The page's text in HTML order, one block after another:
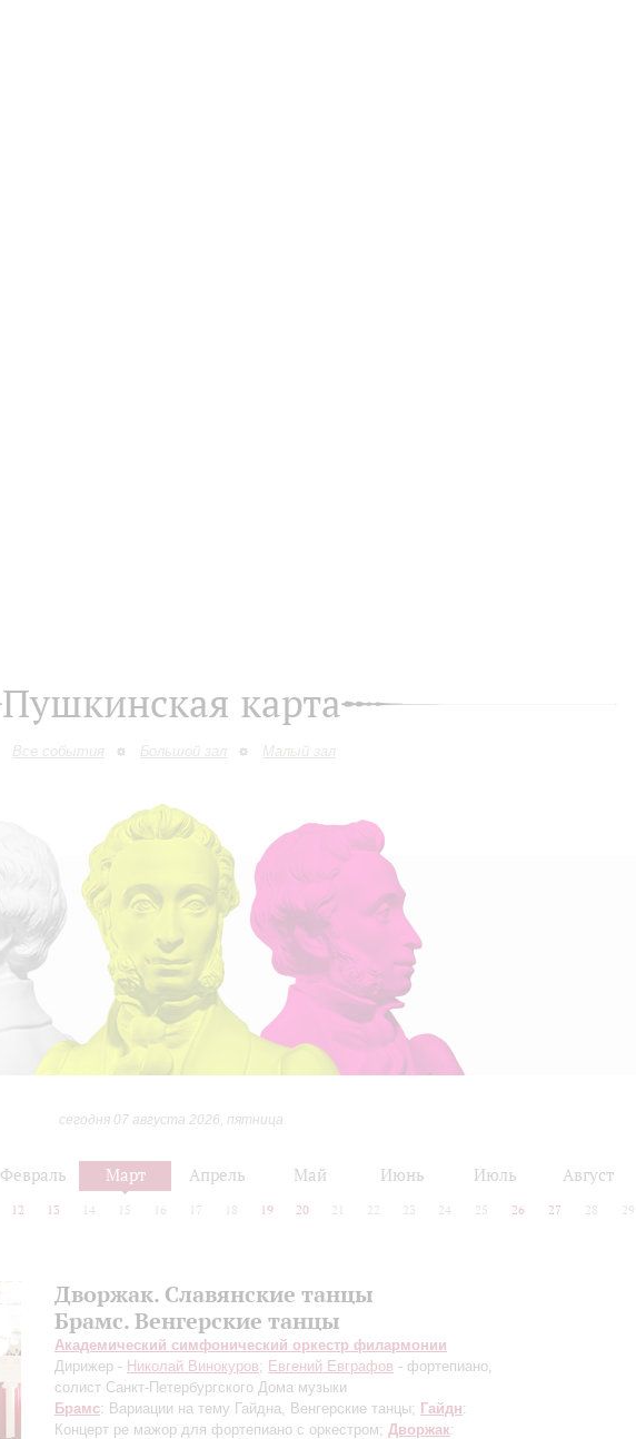
Пушкинская карта
Все события Большой зал Малый зал
сегодня 07 августа 2026, пятница
Февраль Март Апрель Май Июнь Июль Август
12 13 14 15 16 17 18 19 20 21 22 23 24 25 26 27 28 29
Дворжак. Славянские танцы
Брамс. Венгерские танцы
Академический симфонический оркестр филармонии
Дирижер - Николай Винокуров; Евгений Евграфов - фортепиано,
солист Санкт-Петербургского Дома музыки
Брамс: Вариации на тему Гайдна, Венгерские танцы; Гайдн:
Концерт ре мажор для фортепиано с оркестром; Дворжак: